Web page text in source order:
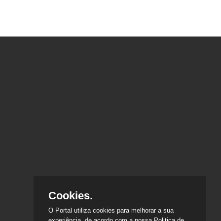
Cookies.
O Portal utiliza cookies para melhorar a sua